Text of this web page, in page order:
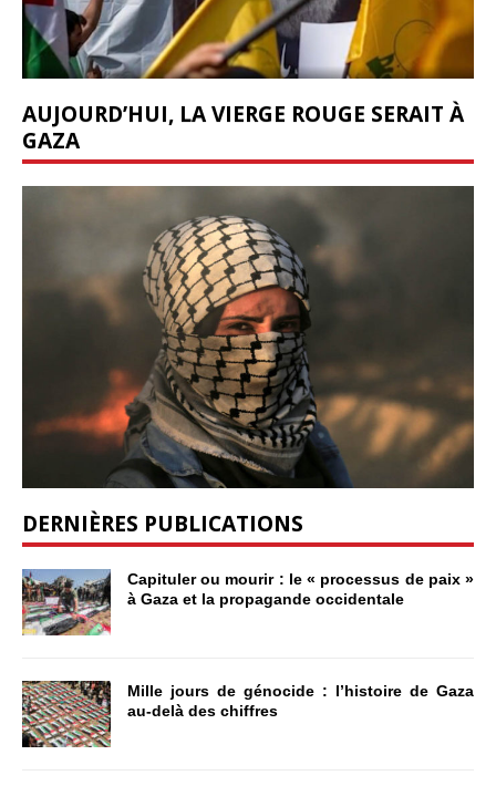
AUJOURD’HUI, LA VIERGE ROUGE SERAIT À
GAZA
DERNIÈRES PUBLICATIONS
Capituler ou mourir : le « processus de paix »
à Gaza et la propagande occidentale
Mille jours de génocide : l’histoire de Gaza
au-delà des chiffres